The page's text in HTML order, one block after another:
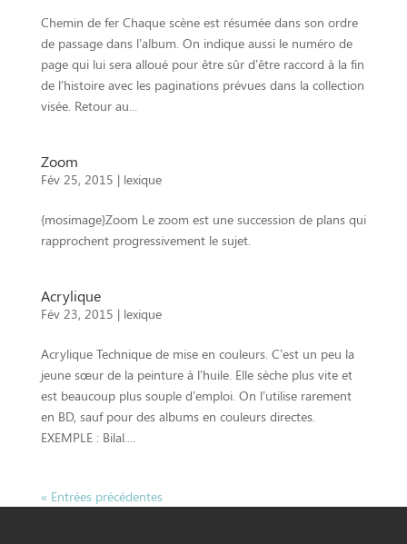
Chemin de fer Chaque scène est résumée dans son ordre
de passage dans l’album. On indique aussi le numéro de
page qui lui sera alloué pour être sûr d’être raccord à la fin
de l’histoire avec les paginations prévues dans la collection
visée. Retour au...
Zoom
Fév 25, 2015 | lexique
{mosimage}Zoom Le zoom est une succession de plans qui
rapprochent progressivement le sujet.
Acrylique
Fév 23, 2015 | lexique
Acrylique Technique de mise en couleurs. C’est un peu la
jeune sœur de la peinture à l’huile. Elle sèche plus vite et
est beaucoup plus souple d’emploi. On l’utilise rarement
en BD, sauf pour des albums en couleurs directes.
EXEMPLE : Bilal....
« Entrées précédentes